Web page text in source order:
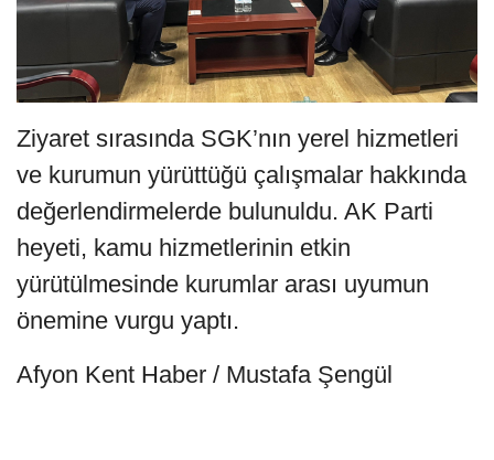
Ziyaret sırasında SGK’nın yerel hizmetleri
ve kurumun yürüttüğü çalışmalar hakkında
değerlendirmelerde bulunuldu. AK Parti
heyeti, kamu hizmetlerinin etkin
yürütülmesinde kurumlar arası uyumun
önemine vurgu yaptı.
Afyon Kent Haber / Mustafa Şengül